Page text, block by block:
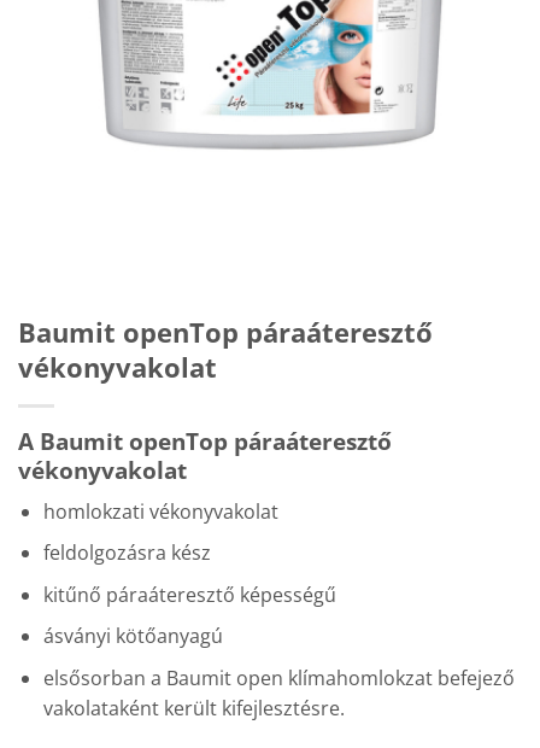
Baumit openTop páraáteresztő
vékonyvakolat
A Baumit openTop páraáteresztő
vékonyvakolat
homlokzati vékonyvakolat
feldolgozásra kész
kitűnő páraáteresztő képességű
ásványi kötőanyagú
elsősorban a Baumit open klímahomlokzat befejező
vakolataként került kifejlesztésre.